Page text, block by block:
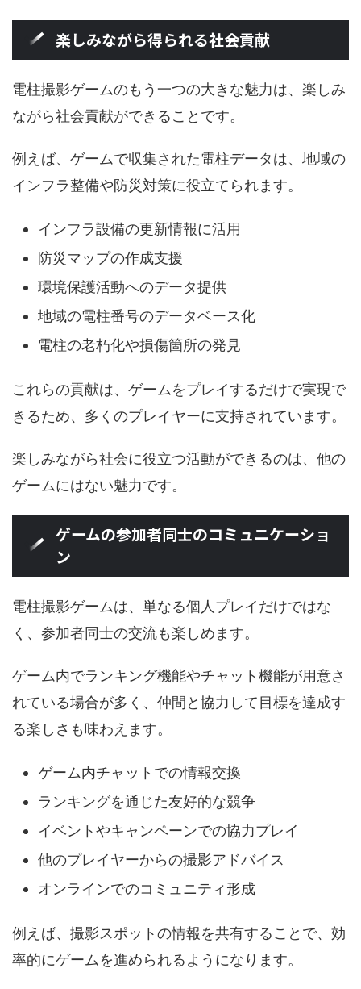
楽しみながら得られる社会貢献
電柱撮影ゲームのもう一つの大きな魅力は、楽しみ
ながら社会貢献ができることです。
例えば、ゲームで収集された電柱データは、地域の
インフラ整備や防災対策に役立てられます。
インフラ設備の更新情報に活用
防災マップの作成支援
環境保護活動へのデータ提供
地域の電柱番号のデータベース化
電柱の老朽化や損傷箇所の発見
これらの貢献は、ゲームをプレイするだけで実現で
きるため、多くのプレイヤーに支持されています。
楽しみながら社会に役立つ活動ができるのは、他の
ゲームにはない魅力です。
ゲームの参加者同士のコミュニケーショ
ン
電柱撮影ゲームは、単なる個人プレイだけではな
く、参加者同士の交流も楽しめます。
ゲーム内でランキング機能やチャット機能が用意さ
れている場合が多く、仲間と協力して目標を達成す
る楽しさも味わえます。
ゲーム内チャットでの情報交換
ランキングを通じた友好的な競争
イベントやキャンペーンでの協力プレイ
他のプレイヤーからの撮影アドバイス
オンラインでのコミュニティ形成
例えば、撮影スポットの情報を共有することで、効
率的にゲームを進められるようになります。